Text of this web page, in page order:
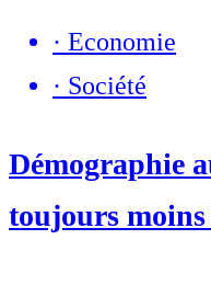
· Economie
· Société
Démographie
toujours moins